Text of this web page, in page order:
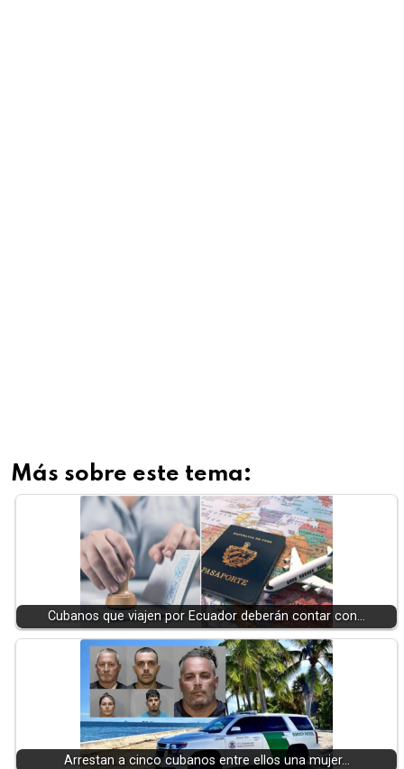
Más sobre este tema:
Cubanos que viajen por Ecuador deberán contar con…
Arrestan a cinco cubanos entre ellos una mujer…